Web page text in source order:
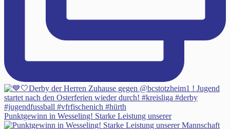
Punktgewinn in Wesseling! Starke Leistung unserer